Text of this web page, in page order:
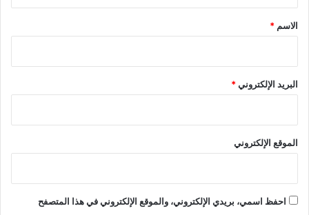
*
الاسم *
البريد الإلكتروني*
الموقع الإلكتروني
احفظ اسمي، بريدي الإلكتروني، والموقع الإلكتروني في هذا المتصفح